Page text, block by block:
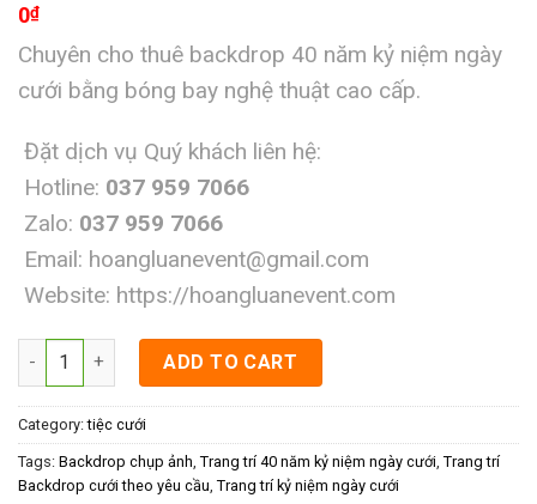
0₫
Chuyên cho thuê backdrop 40 năm kỷ niệm ngày
cưới bằng bóng bay nghệ thuật cao cấp.
Đặt dịch vụ Quý khách liên hệ:
Hotline: 037 959 7066
Zalo: 037 959 7066
Email: hoangluanevent@gmail.com
Website: https://hoangluanevent.com
Trang trí 40 năm kỷ niệm ngày cưới quantity
ADD TO CART
Category:tiệc cưới
Tags: Backdrop chụp ảnh Trang trí 40 năm kỷ niệm ngày cưới Trang trí
Backdrop cưới theo yêu cầu Trang trí kỷ niệm ngày cưới